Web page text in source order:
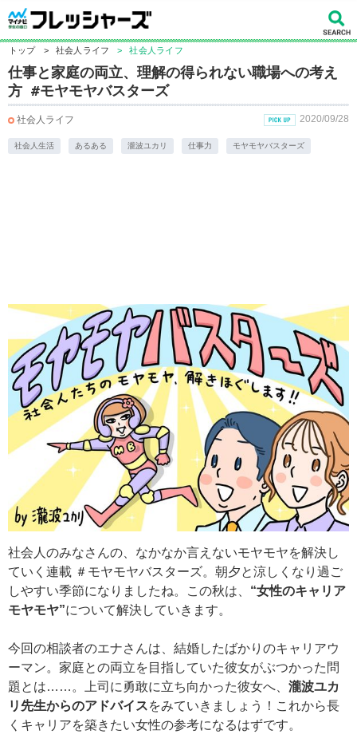
トップ > 社会人ライフ > 社会人ライフ
仕事と家庭の両立、理解の得られない職場への考え
方 #モヤモヤバスターズ
社会人ライフ 2020/09/28
社会人生活 あるある 瀧波ユカリ 仕事力 モヤモヤバスターズ
社会人のみなさんの、なかなか言えないモヤモヤを解決し
ていく連載 ＃モヤモヤバスターズ。朝夕と涼しくなり過ご
しやすい季節になりましたね。この秋は、 “女性のキャリア
モヤモヤ”について解決していきます。
今回の相談者のエナさんは、結婚したばかりのキャリアウ
ーマン。家庭との両立を目指していた彼女がぶつかった問
題とは……。上司に勇敢に立ち向かった彼女へ、 瀧波ユカ
リ先生からのアドバイスをみていきましょう！これから長
くキャリアを築きたい女性の参考になるはずです。